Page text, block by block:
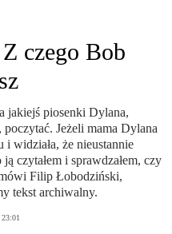
czego Bob
jakiejś piosenki Dylana,
poczytać. Jeżeli mama Dylana
i widziała, że nieustannie
czytałem i sprawdzałem, czy
Filip Łobodziński,
tekst archiwalny.